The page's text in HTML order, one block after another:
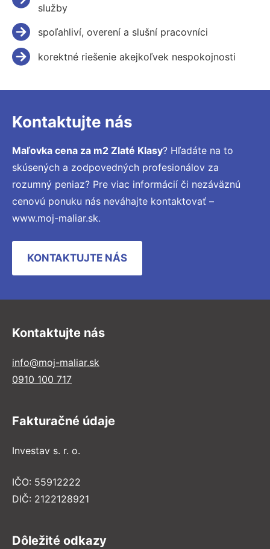
služby
spoľahliví, overení a slušní pracovníci
korektné riešenie akejkoľvek nespokojnosti
Kontaktujte nás
Maľovka cena za m2 Zlaté Klasy? Hľadáte na to
skúsených a zodpovedných profesionálov za
rozumný peniaz? Pre viac informácií či nezáväznú
cenovú ponuku nás neváhajte kontaktovať –
www.moj-maliar.sk.
KONTAKTUJTE NÁS
Kontaktujte nás
info@moj-maliar.sk
0910 100 717
Fakturačné údaje
Investav s. r. o.
IČO: 55912222
DIČ: 2122128921
Dôležité odkazy